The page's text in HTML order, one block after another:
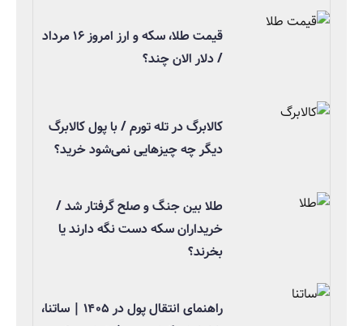
قیمت طلا، سکه و ارز امروز ۱۶ مرداد
/ دلار الان چند؟
کالابرگ در تله تورم / با پول کالابرگ
دیگر چه چیزهایی نمی‌شود خرید؟
طلا بین جنگ و صلح گرفتار شد /
خریداران سکه دست نگه دارند یا
بخرند؟
راهنمای انتقال پول در ۱۴۰۵ | ساتنا،